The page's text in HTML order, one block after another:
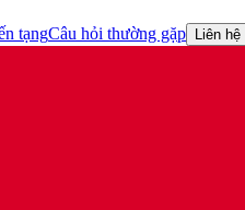
tạngCâu hỏi thường gặp Liên